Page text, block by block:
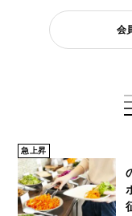
会
急上昇